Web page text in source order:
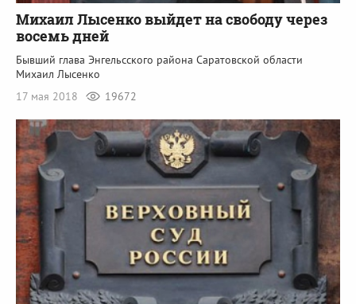
Михаил Лысенко выйдет на свободу через
восемь дней
Бывший глава Энгельсского района Саратовской области
Михаил Лысенко
17 мая 2018
19672